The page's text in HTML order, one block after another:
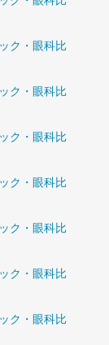
ク・眼科比
ク・眼科比
ク・眼科比
ク・眼科比
ク・眼科比
ク・眼科比
ク・眼科比